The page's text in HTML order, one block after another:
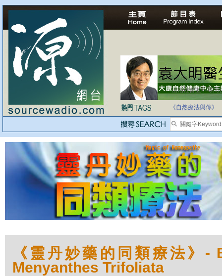
法治社會並不等同
自家教育合法化-
《自然療法與你》
《靈丹妙藥的同類療法》-
Menyanthes Trifoliata